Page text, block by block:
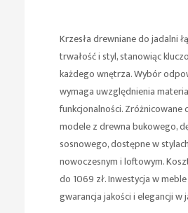
Krzesła drewniane do jadalni
trwałość i styl, stanowiąc
każdego wnętrza. Wybór
wymaga uwzględnienia
funkcjonalności. Zróżnicowane
modele z drewna bukowego,
sosnowego, dostępne w
nowoczesnym i loftowym.
do 1069 zł. Inwestycja w
gwarancja jakości i elegancji w